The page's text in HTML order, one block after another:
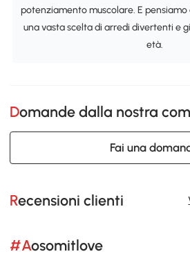
potenziamento muscolare. E pensiamo
una vasta scelta di arredi divertenti e
età.
Domande dalla nostra
Fai una
Recensioni clienti
#Aosomitlove